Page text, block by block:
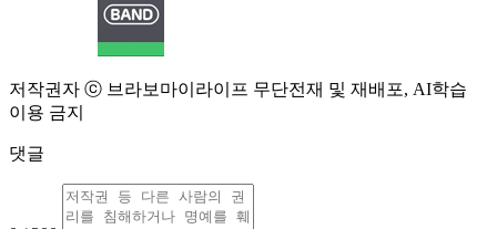
저작권자 ⓒ 브라보마이라이프 무단전재 및 재배포, AI학습
이용 금지
댓글